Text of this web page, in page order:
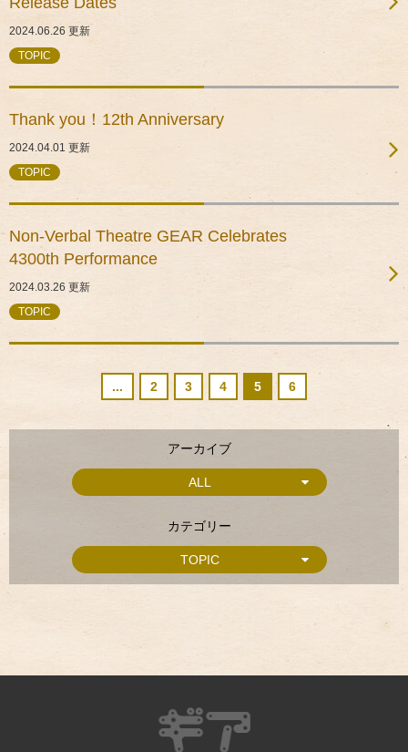
2024.06.26 更新
TOPIC
Thank you！12th Anniversary
2024.04.01 更新
TOPIC
Non-Verbal Theatre GEAR Celebrates
4300th Performance
2024.03.26 更新
TOPIC
... 2 3 4 5 6
アーカイブ
ALL
カテゴリー
TOPIC